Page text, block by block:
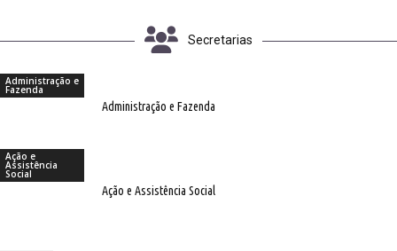
Secretarias
Administração e
Fazenda
Administração e Fazenda
Ação e
Assistência
Social
Ação e Assistência Social